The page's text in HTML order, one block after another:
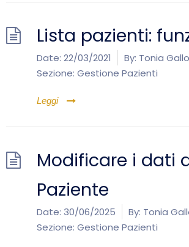
Lista pazienti:
Date: 22/03/2021 By: Tonia Gallo
Sezione: Gestione Pazienti
Leggi
Modificare i dati
Paziente
Date: 30/06/2025 By: Tonia
Sezione: Gestione Pazienti